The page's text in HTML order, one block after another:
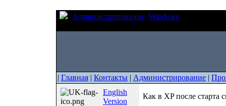
Администрирование Windows
| Главная | Контакты | Администрирование |
English
Version
Как в XP после старта